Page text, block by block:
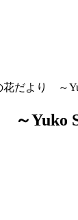
だより ～
Yuko